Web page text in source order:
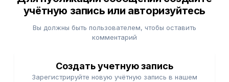
учётную запись или авторизуйтесь
Вы должны быть пользователем, чтобы оставить
комментарий
Создать учетную запись
Зарегистрируйте новую учётную запись в нашем